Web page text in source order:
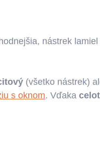
nástrek
(všetko nástrek)
s oknom. Vďaka